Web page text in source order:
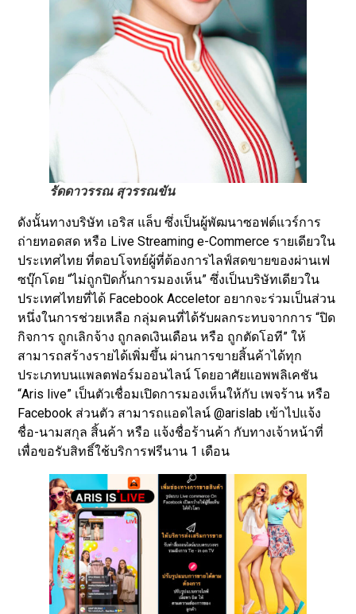
รัดดาวรรณ สุวรรณขัน
ดังนั้นทางบริษัท เอริส แล็บ ซึ่งเป็นผู้พัฒนาซอฟต์แวร์การ
ถ่ายทอดสด หรือ Live Streaming e-Commerce รายเดียวใน
ประเทศไทย ที่ตอบโจทย์ผู้ที่ต้องการไลฟ์สดขายของผ่านเฟ
ซบุ๊กโดย “ไม่ถูกปิดกั้นการมองเห็น” ซึ่งเป็นบริษัทเดียวใน
ประเทศไทยที่ได้ Facebook Acceletor อยากจะร่วมเป็นส่วน
หนึ่งในการช่วยเหลือ กลุ่มคนที่ได้รับผลกระทบจากการ “ปิด
กิจการ ถูกเลิกจ้าง ถูกลดเงินเดือน หรือ ถูกตัดโอที” ให้
สามารถสร้างรายได้เพิ่มขึ้น ผ่านการขายสิ้นค้าได้ทุก
ประเภทบนแพลตฟอร์มออนไลน์ โดยอาศัยแอพพลิเคชัน
“Aris live” เป็นตัวเชื่อมเปิดการมองเห็นให้กับ เพจร้าน หรือ
Facebook ส่วนตัว สามารถแอดไลน์ @arislab เข้าไปแจ้ง
ชื่อ-นามสกุล สิ้นค้า หรือ แจ้งชื่อร้านค้า กับทางเจ้าหน้าที่
เพื่อขอรับสิทธิ์ใช้บริการฟรีนาน 1 เดือน